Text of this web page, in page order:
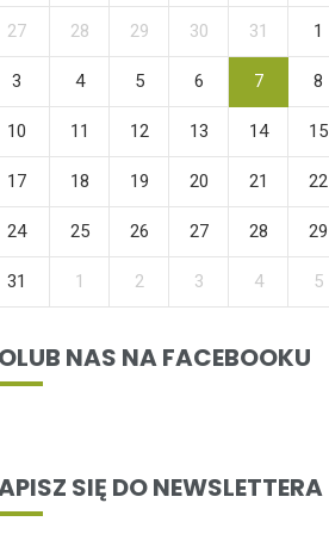
27 28 29 30 31 1
3 4 5 6 7 8
10 11 12 13 14 15
17 18 19 20 21 22
24 25 26 27 28 29
31 1 2 3 4 5
NAS NA FACEBOOKU
SIĘ DO NEWSLETTERA